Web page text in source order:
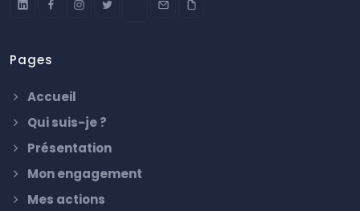
Pages
Accueil
Qui suis-je ?
Présentation
Mon engagement
Mes actions